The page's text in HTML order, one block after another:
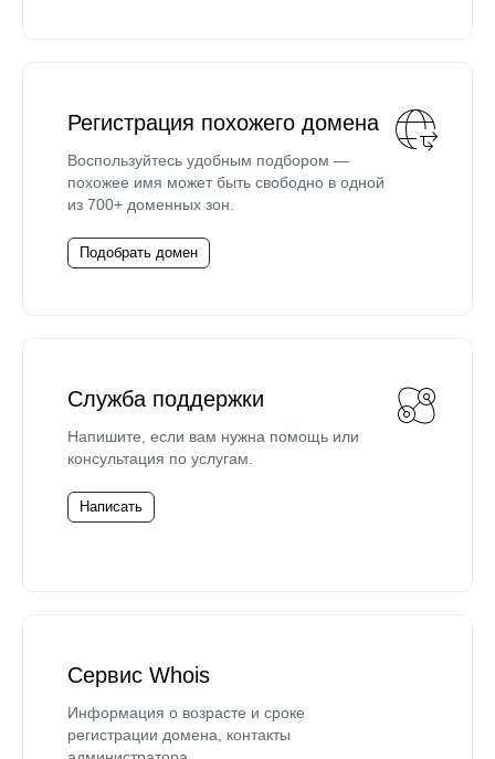
Регистрация похожего домена
Воспользуйтесь удобным подбором —
похожее имя может быть свободно в одной
из 700+ доменных зон.
Подобрать домен
Служба поддержки
Напишите, если вам нужна помощь или
консультация по услугам.
Написать
Сервис Whois
Информация о возрасте и сроке
регистрации домена, контакты